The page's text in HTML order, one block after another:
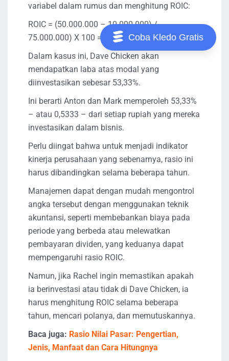
variabel dalam rumus dan menghitung ROIC:
ROIC = (50.000.000 – 10.000.000) /
75.000.000) X 100 = 53,33%
Dalam kasus ini, Dave Chicken akan
mendapatkan laba atas modal yang
diinvestasikan sebesar 53,33%.
Ini berarti Anton dan Mark memperoleh 53,33%
– atau 0,5333 – dari setiap rupiah yang mereka
investasikan dalam bisnis.
Perlu diingat bahwa untuk menjadi indikator
kinerja perusahaan yang sebenarnya, rasio ini
harus dibandingkan selama beberapa tahun.
Manajemen dapat dengan mudah mengontrol
angka tersebut dengan menggunakan teknik
akuntansi, seperti membebankan biaya pada
periode yang berbeda atau melewatkan
pembayaran dividen, yang keduanya dapat
mempengaruhi rasio ROIC.
Namun, jika Rachel ingin memastikan apakah
ia berinvestasi atau tidak di Dave Chicken, ia
harus menghitung ROIC selama beberapa
tahun, mencari polanya, dan memutuskannya.
Baca juga: Rasio Nilai Pasar: Pengertian,
Jenis, Manfaat dan Cara Hitungnya
Coba Kledo Gratis